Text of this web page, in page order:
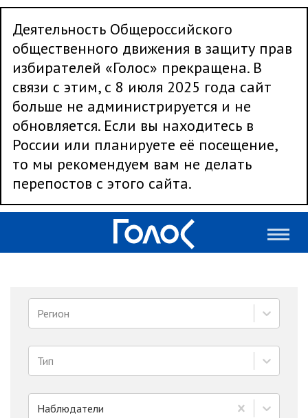
Деятельность Общероссийского
общественного движения в защиту прав
избирателей «Голос» прекращена. В
связи с этим, с 8 июля 2025 года сайт
больше не администрируется и не
обновляется. Если вы находитесь в
России или планируете её посещение,
то мы рекомендуем вам не делать
перепостов с этого сайта.
Регион
Тип
Наблюдатели